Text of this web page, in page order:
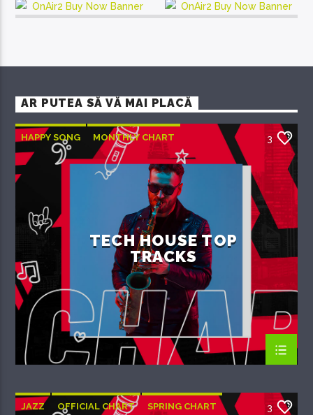
AR PUTEA SĂ VĂ MAI PLACĂ
HAPPY SONG MONTHLY CHART
SUMMER CHART TECH HOUSE
3
TECH HOUSE TOP
TRACKS
JAZZ OFFICIAL CHART SPRING CHART 3